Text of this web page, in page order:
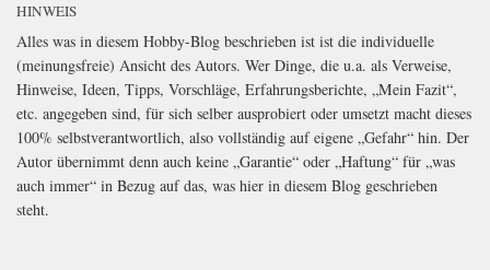
HINWEIS
Alles was in diesem Hobby-Blog beschrieben ist ist die individuelle
(meinungsfreie) Ansicht des Autors. Wer Dinge, die u.a. als Verweise,
Hinweise, Ideen, Tipps, Vorschläge, Erfahrungsberichte, „Mein Fazit“,
etc. angegeben sind, für sich selber ausprobiert oder umsetzt macht dieses
100% selbstverantwortlich, also vollständig auf eigene „Gefahr“ hin. Der
Autor übernimmt denn auch keine „Garantie“ oder „Haftung“ für „was
auch immer“ in Bezug auf das, was hier in diesem Blog geschrieben
steht.